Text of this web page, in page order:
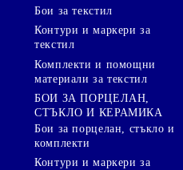
Бои за текстил
Контури и маркери за
текстил
Комплекти и помощни
материали за текстил
БОИ ЗА ПОРЦЕЛАН,
СТЪКЛО И КЕРАМИКА
Бои за порцелан, стъкло и
комплекти
Контури и маркери за